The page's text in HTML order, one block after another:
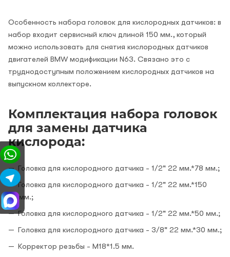
Особенность набора головок для кислородных датчиков: в
набор входит сервисный ключ длиной 150 мм., который
можно использовать для снятия кислородных датчиков
двигателей BMW модификации N63. Связано это с
труднодоступным положением кислородных датчиков на
выпускном коллекторе.
Комплектация набора головок
для замены датчика
кислорода:
Головка для кислородного датчика - 1/2" 22 мм.*78 мм.;
Головка для кислородного датчика - 1/2" 22 мм.*150
мм.;
Головка для кислородного датчика - 1/2" 22 мм.*50 мм.;
Головка для кислородного датчика - 3/8" 22 мм.*30 мм.;
Корректор резьбы - M18*1.5 мм.